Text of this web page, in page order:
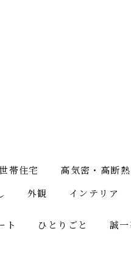
帯住宅
高気密・高断
外観 インテリア
ト ひとりごと 誠